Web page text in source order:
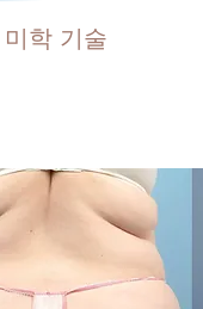
학 기술